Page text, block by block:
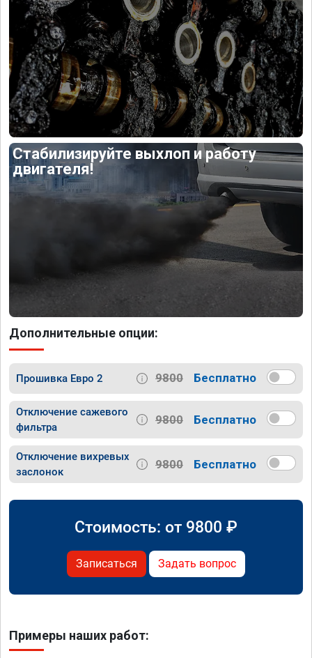
Стабилизируйте выхлоп и работу
двигателя!
Дополнительные опции:
Прошивка Евро 2 9800 Бесплатно
Отключение сажевого
фильтра
9800 Бесплатно
Отключение вихревых
заслонок
9800 Бесплатно
Стоимость: от 9800 ₽
Записаться Задать вопрос
Примеры наших работ: